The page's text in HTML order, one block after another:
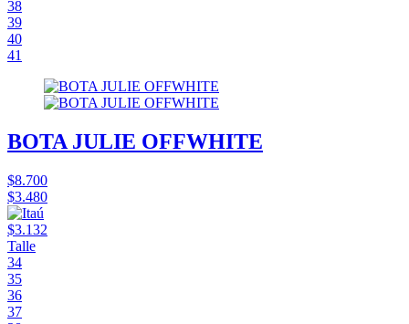
38
39
40
41
BOTA JULIE OFFWHITE
$8.700
$3.480
$3.132
Talle
34
35
36
37